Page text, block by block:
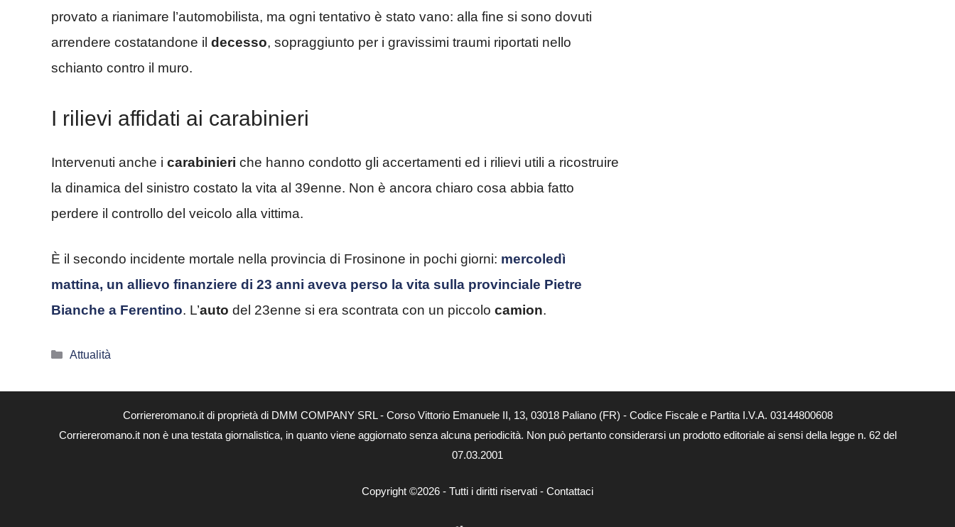
provato a rianimare l’automobilista, ma ogni tentativo è stato vano: alla fine si sono dovuti
arrendere costatandone il decesso, sopraggiunto per i gravissimi traumi riportati nello
schianto contro il muro.
I rilievi affidati ai carabinieri
Intervenuti anche i carabinieri che hanno condotto gli accertamenti ed i rilievi utili a ricostruire
la dinamica del sinistro costato la vita al 39enne. Non è ancora chiaro cosa abbia fatto
perdere il controllo del veicolo alla vittima.
È il secondo incidente mortale nella provincia di Frosinone in pochi giorni: mercoledì
mattina, un allievo finanziere di 23 anni aveva perso la vita sulla provinciale Pietre
Bianche a Ferentino. L’auto del 23enne si era scontrata con un piccolo camion.
Categorie
Attualità
Corriereromano.it di proprietà di DMM COMPANY SRL - Corso Vittorio Emanuele II, 13, 03018 Paliano (FR) - Codice Fiscale e Partita I.V.A. 03144800608
Corriereromano.it non è una testata giornalistica, in quanto viene aggiornato senza alcuna periodicità. Non può pertanto considerarsi un prodotto editoriale ai sensi della legge n. 62 del
07.03.2001
Copyright ©2026 - Tutti i diritti riservati - Contattaci